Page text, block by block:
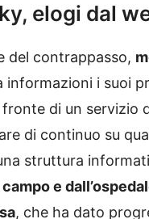
elogi dal
del contrappasso,
informazioni i suoi
fronte di un servizio
di continuo su
struttura
e
, che ha dato